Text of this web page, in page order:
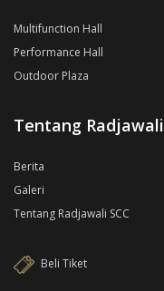
Multifunction Hall
Performance Hall
Outdoor Plaza
Tentang Radjawali
Berita
Galeri
Tentang Radjawali SCC
Beli Tiket